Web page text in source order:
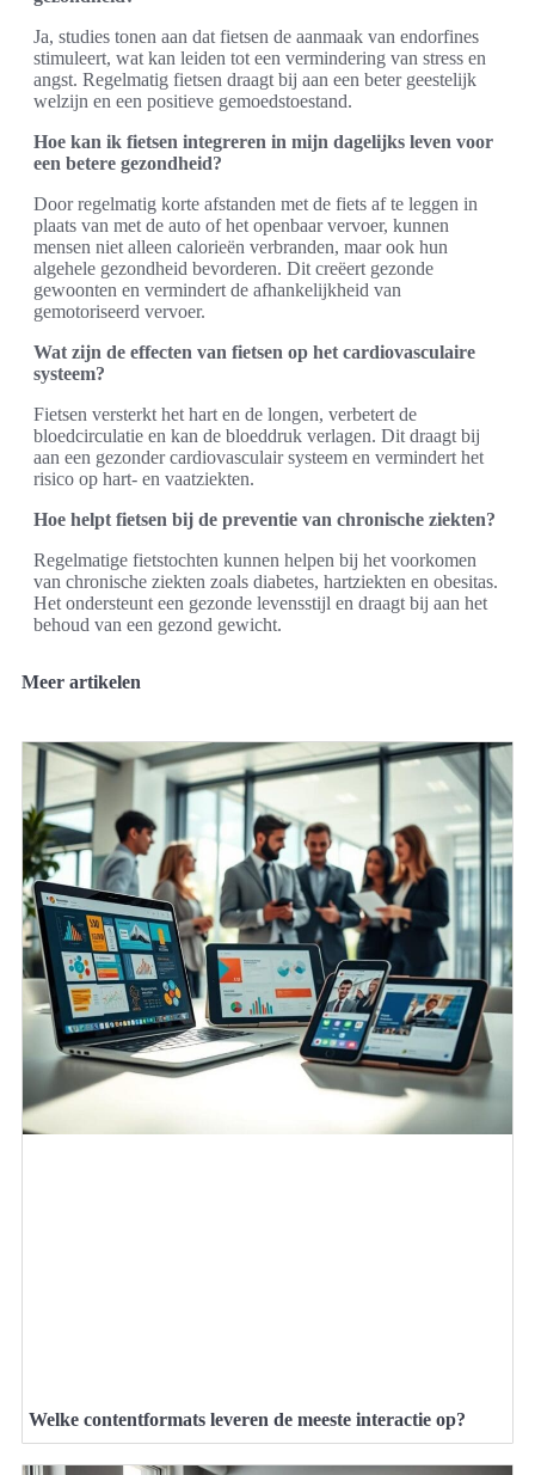
Ja, studies tonen aan dat fietsen de aanmaak van endorfines
stimuleert, wat kan leiden tot een vermindering van stress en
angst. Regelmatig fietsen draagt bij aan een beter geestelijk
welzijn en een positieve gemoedstoestand.
Hoe kan ik fietsen integreren in mijn dagelijks leven voor
een betere gezondheid?
Door regelmatig korte afstanden met de fiets af te leggen in
plaats van met de auto of het openbaar vervoer, kunnen
mensen niet alleen calorieën verbranden, maar ook hun
algehele gezondheid bevorderen. Dit creëert gezonde
gewoonten en vermindert de afhankelijkheid van
gemotoriseerd vervoer.
Wat zijn de effecten van fietsen op het cardiovasculaire
systeem?
Fietsen versterkt het hart en de longen, verbetert de
bloedcirculatie en kan de bloeddruk verlagen. Dit draagt bij
aan een gezonder cardiovasculair systeem en vermindert het
risico op hart- en vaatziekten.
Hoe helpt fietsen bij de preventie van chronische ziekten?
Regelmatige fietstochten kunnen helpen bij het voorkomen
van chronische ziekten zoals diabetes, hartziekten en obesitas.
Het ondersteunt een gezonde levensstijl en draagt bij aan het
behoud van een gezond gewicht.
Meer artikelen
Welke contentformats leveren de meeste interactie op?